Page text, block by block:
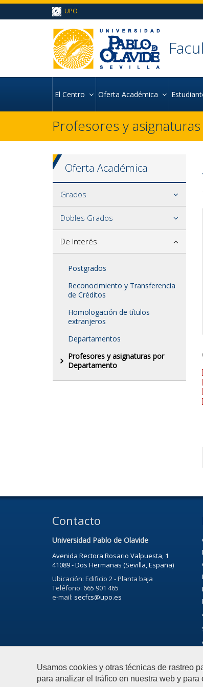
Usamos cookies y otras técnicas de rastreo
para analizar el tráfico en nuestra web y
Ir al contenido principal de la página (alt + s)
Ir a la cabecera de la página (alt + c)
Ir al pie de la página (alt + p)
Ir al menú principal (alt + u)
UPO
El Centro Oferta Académica
Profesores y
Oferta Académica
Grados
Dobles Grados
De Interés
Postgrados
Reconocimiento y Transferencia
de Créditos
Homologación de títulos
extranjeros
Departamentos
Profesores y asignaturas por
Departamento
Contacto
Universidad Pablo de Olavide
Avenida Rectora Rosario Valpuesta, 1
41089 - Dos Hermanas (Sevilla, España)
Ubicación: Edificio 2 - Planta baja
Teléfono: 665 901 465
e-mail: secfcs@upo.es